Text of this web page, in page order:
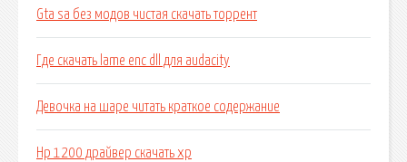
Gta sa без модов чистая скачать торрент
Где скачать lame enc dll для audacity
Девочка на шаре читать краткое содержание
Hp 1200 драйвер скачать xp